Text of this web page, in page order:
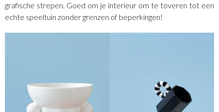
grafische strepen. Goed om je interieur om te toveren tot een
echte speeltuin zonder grenzen of beperkingen!